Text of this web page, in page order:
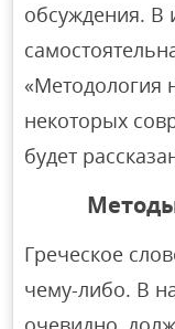
обсуждения. В
«Методология
некоторых
будет
Греческое
чему-либо. В